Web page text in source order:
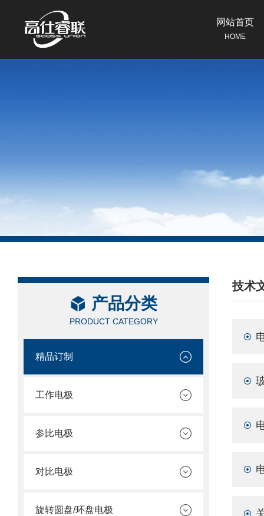
网站首页
HOME
产品分类
PRODUCT CATEGORY
精品订制
工作电极
参比电极
对比电极
旋转圆盘/环盘电极
技术
/